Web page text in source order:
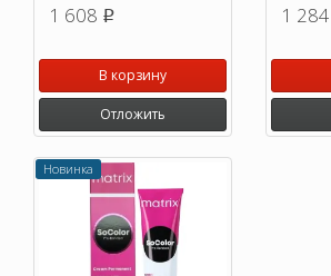
1 608 p
В корзину
Отложить
1 284
Новинка